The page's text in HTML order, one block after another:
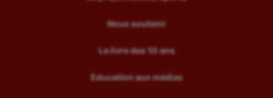
Nous soutenir
Le livre des 10 ans
Education aux médias